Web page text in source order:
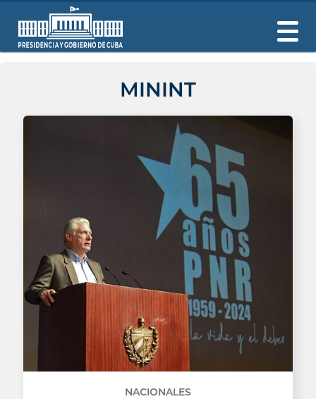
MININT
NACIONALES